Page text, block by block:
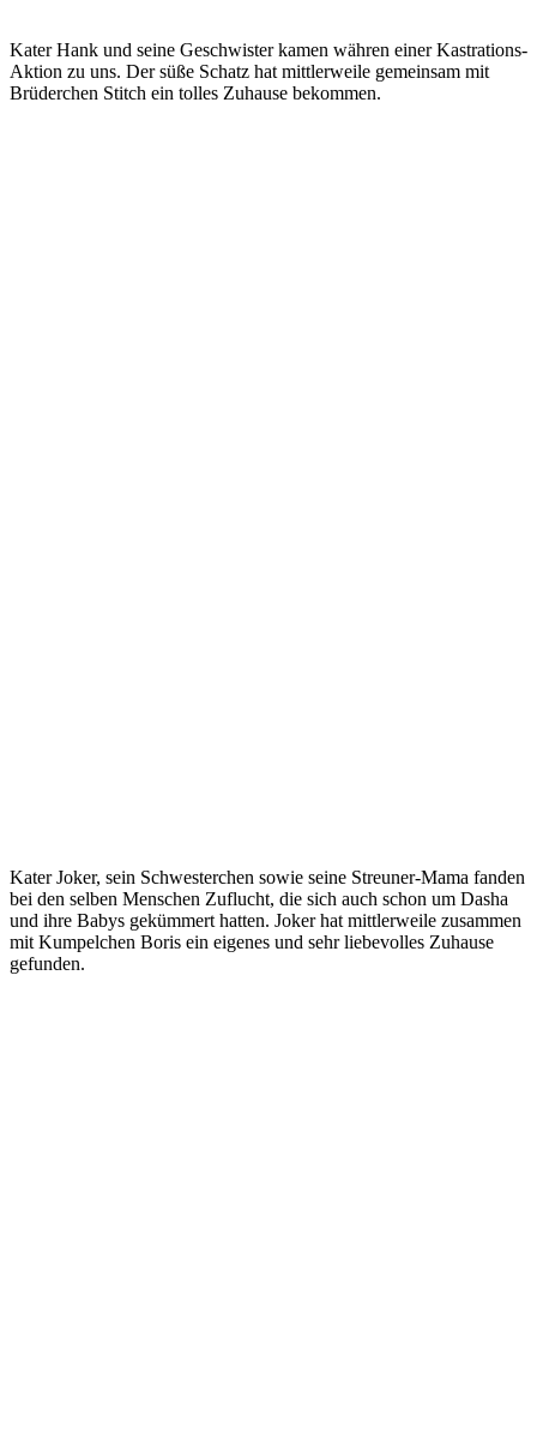
Kater Hank und seine Geschwister kamen währen einer Kastrations-
Aktion zu uns. Der süße Schatz hat mittlerweile gemeinsam mit
Brüderchen Stitch ein tolles Zuhause bekommen.
Kater Joker, sein Schwesterchen sowie seine Streuner-Mama fanden
bei den selben Menschen Zuflucht, die sich auch schon um Dasha
und ihre Babys gekümmert hatten. Joker hat mittlerweile zusammen
mit Kumpelchen Boris ein eigenes und sehr liebevolles Zuhause
gefunden.